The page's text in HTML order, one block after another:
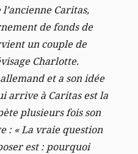
Caritas,
de fonds de
un couple de
Charlotte.
et a son idée
arrive à Caritas est la
plusieurs fois son
: « La vraie question
est : pourquoi